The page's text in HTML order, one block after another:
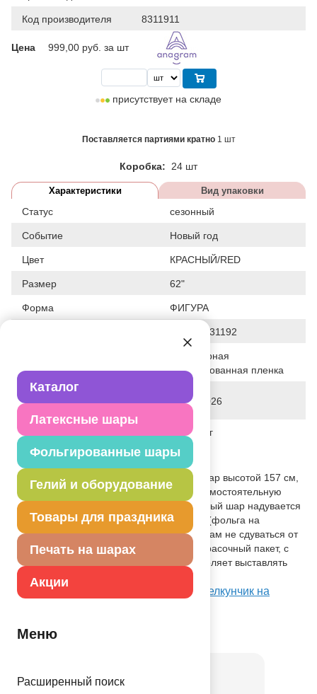
Каталог
Латексные шары
Фольгированные шары
Гелий и оборудование
Товары для праздника
Печать на шарах
Акции
Меню
Расширенный поиск
Код производителя 8311911
Цена 999,00 руб. за шт
присутствует на складе
Поставляется партиями кратно 1 шт
Коробка: 24 шт
Характеристики Вид упаковки
Статус сезонный
Событие Новый год
Цвет КРАСНЫЙ/RED
Размер 62"
Форма ФИГУРА
026635831192
Полимерная
фольгированная пленка
Дата последнего изменения
28-01-2026
134.500 г
Описание товара
Большой объемный фольгированный шар высотой 157 см,
который Вы можете использовать как самостоятельную
декорацию для любого праздника. Данный шар надувается
ВОЗДУХОМ. Тонкая миларовая пленка (фольга на
полиэтиленовой основе) позволяет шарам не сдуваться от
недели до одного месяца. Упакован в красочный пакет, с
цветным изображением шара, что позволяет выставлять
товар в не надутом виде.
Посмотреть А ФИГУРА/P70 AIR НГ Щелкунчик на
Товар из коллекции